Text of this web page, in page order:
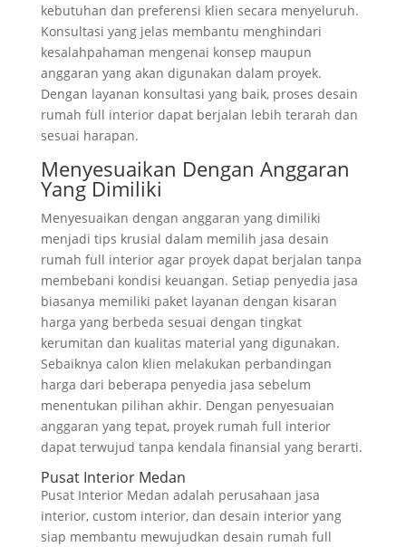
kebutuhan dan preferensi klien secara menyeluruh.
Konsultasi yang jelas membantu menghindari
kesalahpahaman mengenai konsep maupun
anggaran yang akan digunakan dalam proyek.
Dengan layanan konsultasi yang baik, proses desain
rumah full interior dapat berjalan lebih terarah dan
sesuai harapan.
Menyesuaikan Dengan Anggaran
Yang Dimiliki
Menyesuaikan dengan anggaran yang dimiliki
menjadi tips krusial dalam memilih jasa desain
rumah full interior agar proyek dapat berjalan tanpa
membebani kondisi keuangan. Setiap penyedia jasa
biasanya memiliki paket layanan dengan kisaran
harga yang berbeda sesuai dengan tingkat
kerumitan dan kualitas material yang digunakan.
Sebaiknya calon klien melakukan perbandingan
harga dari beberapa penyedia jasa sebelum
menentukan pilihan akhir. Dengan penyesuaian
anggaran yang tepat, proyek rumah full interior
dapat terwujud tanpa kendala finansial yang berarti.
Pusat Interior Medan
Pusat Interior Medan adalah perusahaan jasa
interior, custom interior, dan desain interior yang
siap membantu mewujudkan desain rumah full